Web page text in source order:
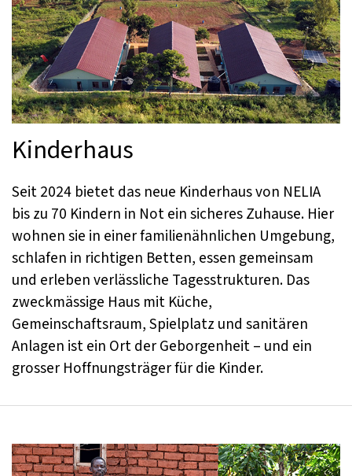
Kinderhaus
Seit 2024 bietet das neue Kinderhaus von NELIA
bis zu 70 Kindern in Not ein sicheres Zuhause. Hier
wohnen sie in einer familienähnlichen Umgebung,
schlafen in richtigen Betten, essen gemeinsam
und erleben verlässliche Tagesstrukturen. Das
zweckmässige Haus mit Küche,
Gemeinschaftsraum, Spielplatz und sanitären
Anlagen ist ein Ort der Geborgenheit – und ein
grosser Hoffnungsträger für die Kinder.